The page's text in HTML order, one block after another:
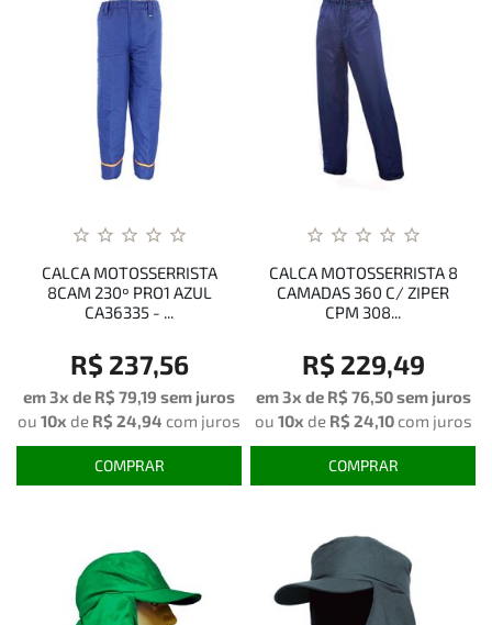
CALCA MOTOSSERRISTA
8CAM 230º PRO1 AZUL
CA36335 - ...
R$ 237,56
em 3x de R$ 79,19 sem juros
ou 10x de R$ 24,94 com juros
COMPRAR
CALCA MOTOSSERRISTA 8
CAMADAS 360 C/ ZIPER
CPM 308...
R$ 229,49
em 3x de R$ 76,50sem juros
ou 10x de R$ 24,10 com juros
COMPRAR